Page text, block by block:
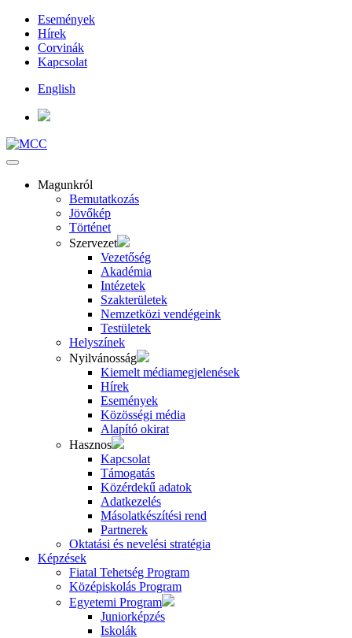
Események
Hírek
Corvinák
Kapcsolat
English
Magunkról
Bemutatkozás
Jövőkép
Történet
Szervezet
Vezetőség
Akadémia
Intézetek
Szakterületek
Nemzetközi vendégeink
Testületek
Helyszínek
Nyilvánosság
Kiemelt médiamegjelenések
Hírek
Események
Közösségi média
Alapító okirat
Hasznos
Kapcsolat
Támogatás
Közérdekű adatok
Adatkezelés
Másolatkészítési rend
Partnerek
Oktatási és nevelési stratégia
Képzések
Fiatal Tehetség Program
Középiskolás Program
Egyetemi Program
Juniorképzés
Iskolák